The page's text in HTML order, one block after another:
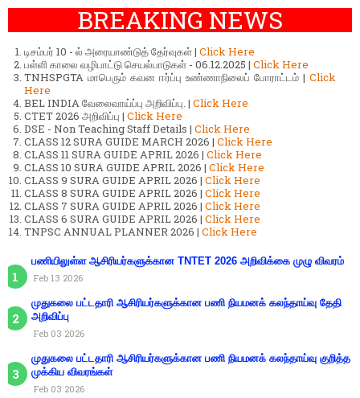
BREAKING NEWS
டிசம்பர் 10 - ல் அரையாண்டுத் தேர்வுகள் | Click Here
பள்ளி காலை வழிபாட்டு செயல்பாடுகள் - 06.12.2025 | Click Here
TNHSPGTA மாபெரும் கவன ஈர்ப்பு உண்ணாநிலைப் போராட்டம் | Click
Here
BEL INDIA வேலைவாய்ப்பு அறிவிப்பு. | Click Here
CTET 2026 அறிவிப்பு | Click Here
DSE - Non Teaching Staff Details | Click Here
CLASS 12 SURA GUIDE MARCH 2026 | Click Here
CLASS 11 SURA GUIDE APRIL 2026 | Click Here
CLASS 10 SURA GUIDE APRIL 2026 | Click Here
CLASS 9 SURA GUIDE APRIL 2026 | Click Here
CLASS 8 SURA GUIDE APRIL 2026 | Click Here
CLASS 7 SURA GUIDE APRIL 2026 | Click Here
CLASS 6 SURA GUIDE APRIL 2026 | Click Here
TNPSC ANNUAL PLANNER 2026 | Click Here
பணியிலுள்ள ஆசிரியர்களுக்கான TNTET 2026 அறிவிக்கை முழு விவரம்
Feb 13 2026
முதுகலை பட்டதாரி ஆசிரியர்களுக்கான பணி நியமனக் கலந்தாய்வு தேதி
அறிவிப்பு
Feb 03 2026
முதுகலை பட்டதாரி ஆசிரியர்களுக்கான பணி நியமனக் கலந்தாய்வு குறித்த
முக்கிய விவரங்கள்
Feb 03 2026